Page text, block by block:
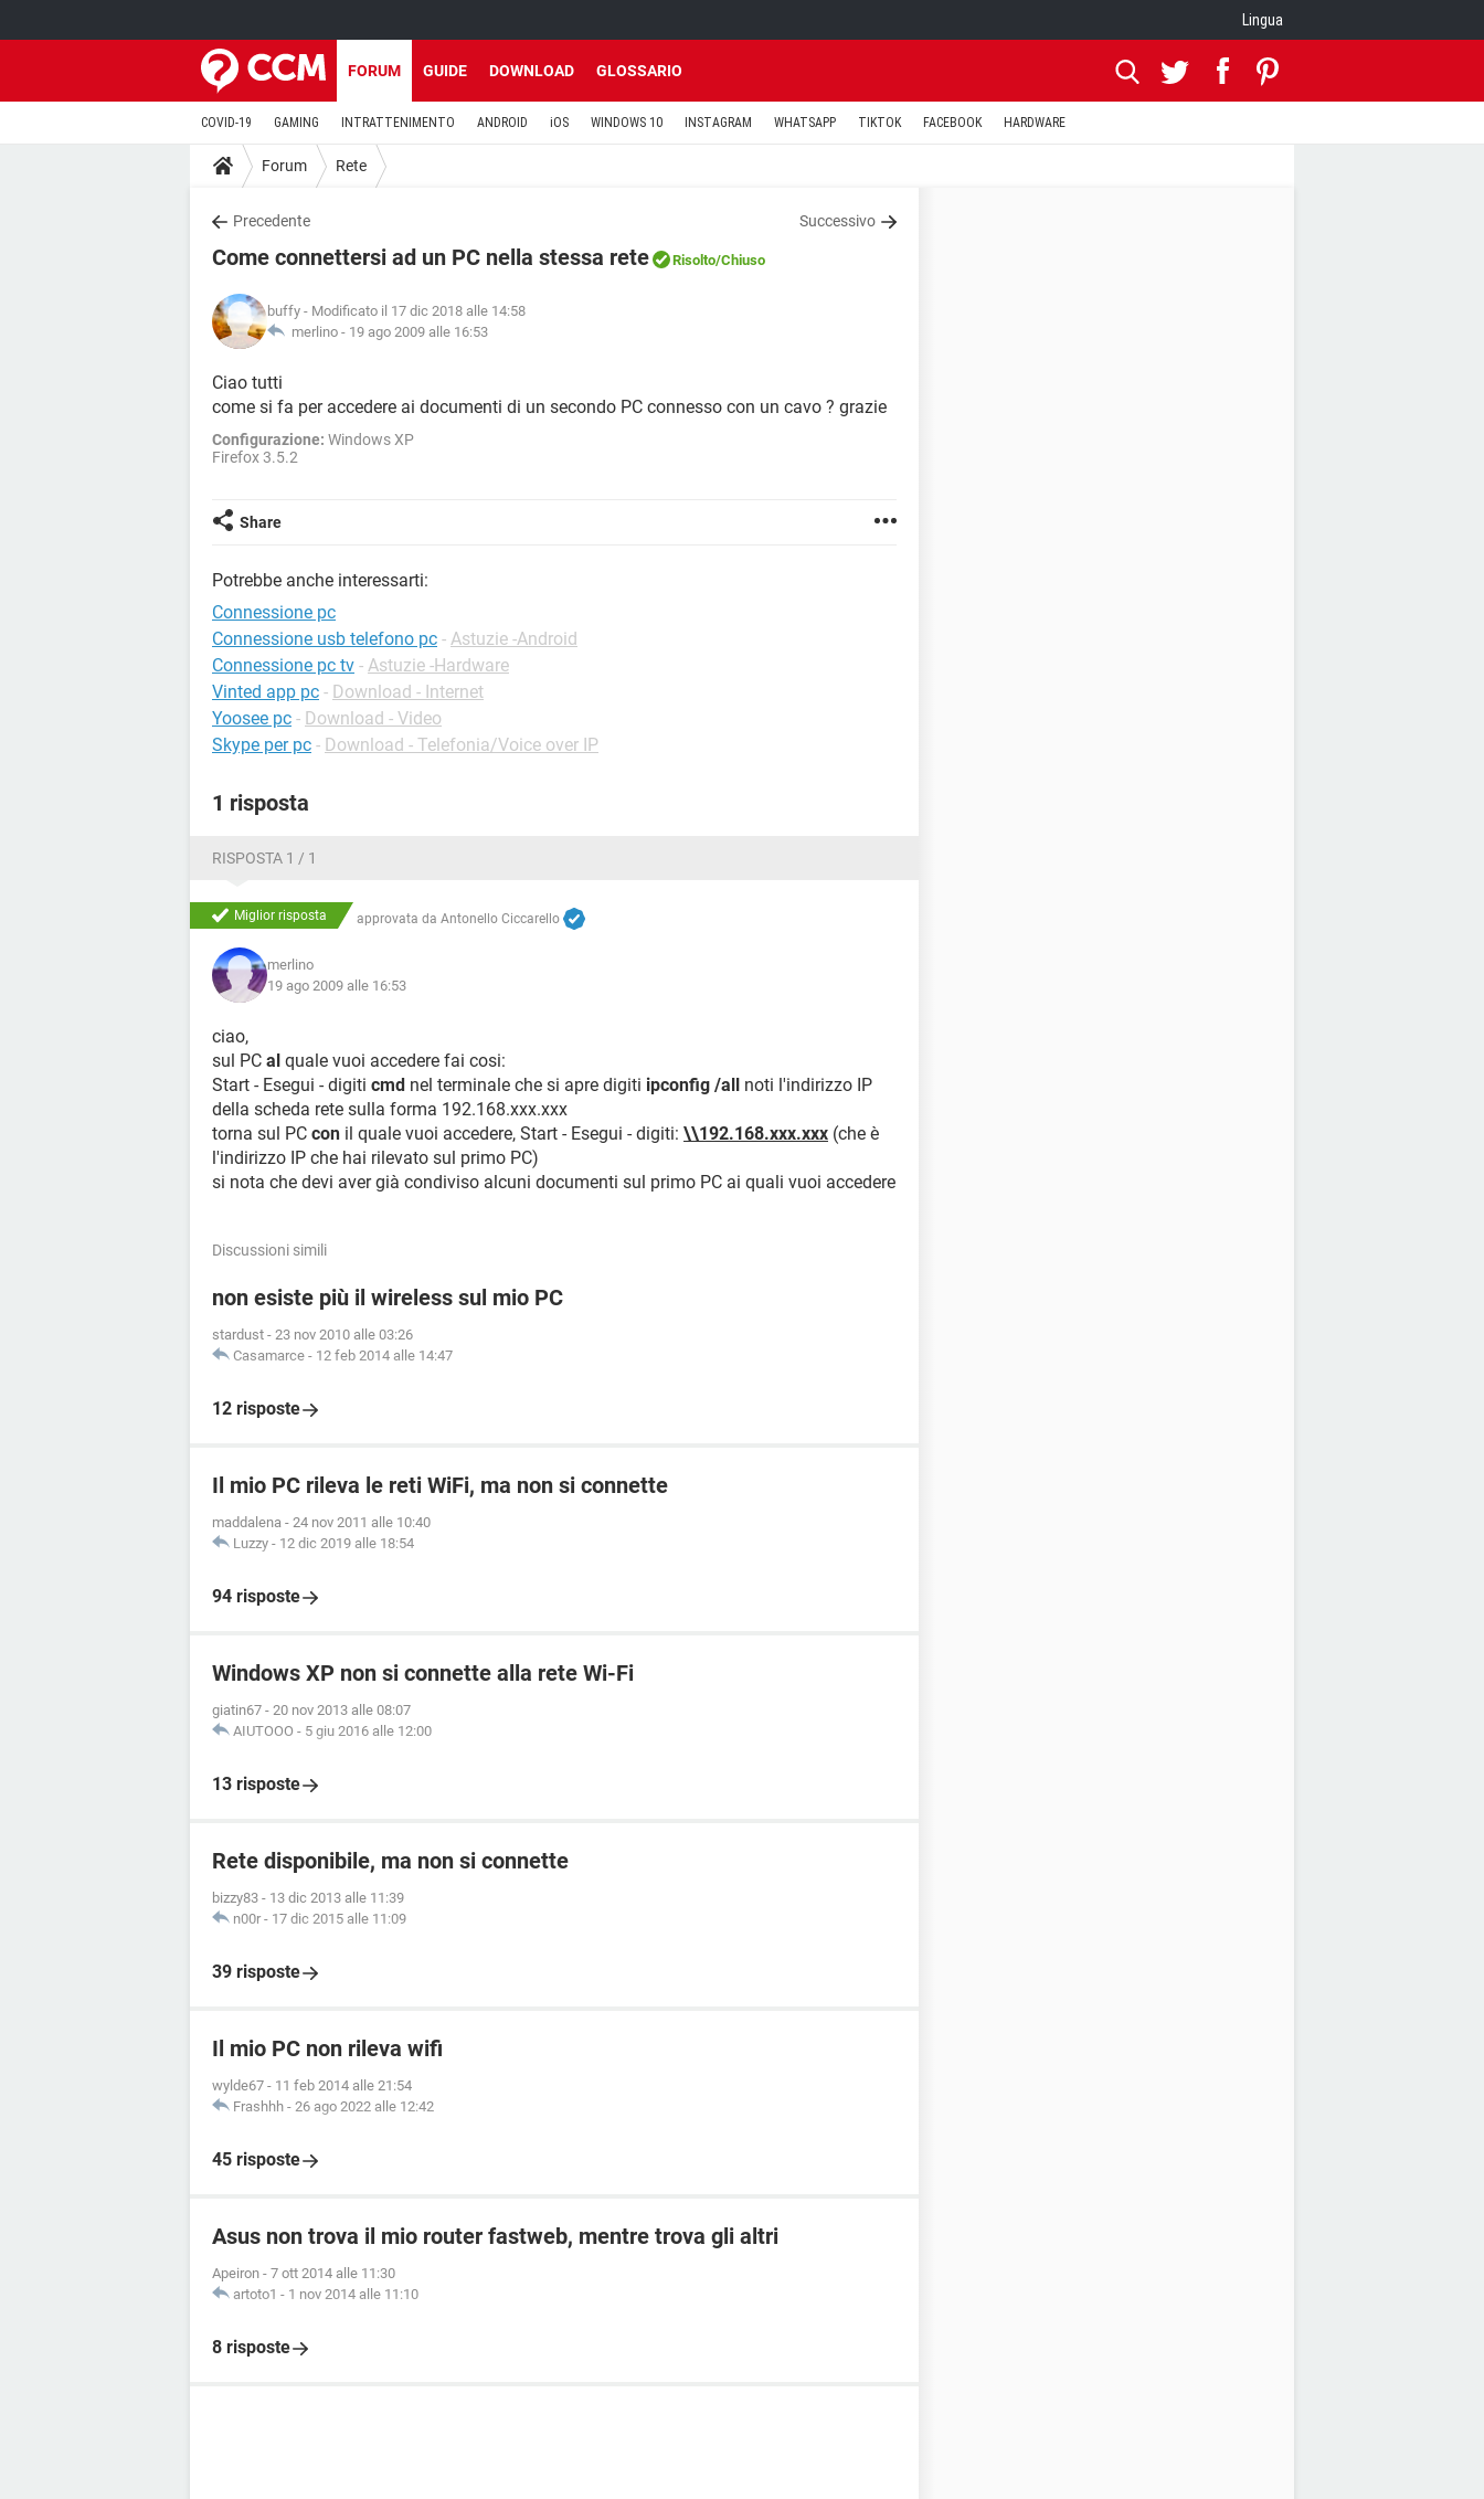
Lingua
FORUM GUIDE DOWNLOAD GLOSSARIO
COVID-19 GAMING INTRATTENIMENTO ANDROID iOS WINDOWS 10 INSTAGRAM WHATSAPP TIKTOK FACEBOOK HARDWARE
Forum Rete
Precedente Successivo
Come connettersi ad un PC nella stessa rete Risolto/Chiuso
buffy - Modificato il 17 dic 2018 alle 14:58
merlino - 19 ago 2009 alle 16:53
Ciao tutti
come si fa per accedere ai documenti di un secondo PC connesso con un cavo ? grazie
Configurazione: Windows XP
Firefox 3.5.2
Share
Potrebbe anche interessarti:
Connessione pc
Connessione usb telefono pc - Astuzie -Android
Connessione pc tv - Astuzie -Hardware
Vinted app pc - Download - Internet
Yoosee pc - Download - Video
Skype per pc - Download - Telefonia/Voice over IP
1 risposta
RISPOSTA 1 / 1
Miglior risposta approvata da Antonello Ciccarello
merlino
19 ago 2009 alle 16:53
ciao,
sul PC al quale vuoi accedere fai cosi:
Start - Esegui - digiti cmd nel terminale che si apre digiti ipconfig /all
noti l'indirizzo IP
della scheda rete sulla forma 192.168.xxx.xxx
torna sul PC con il quale vuoi accedere, Start - Esegui - digiti: \\192.168.xxx.xxx (che è
l'indirizzo IP che hai rilevato sul primo PC)
si nota che devi aver già condiviso alcuni documenti sul primo PC ai quali vuoi accedere
Discussioni simili
non esiste più il wireless sul mio PC
stardust - 23 nov 2010 alle 03:26
Casamarce - 12 feb 2014 alle 14:47
12 risposte
Il mio PC rileva le reti WiFi, ma non si connette
maddalena - 24 nov 2011 alle 10:40
Luzzy - 12 dic 2019 alle 18:54
94 risposte
Windows XP non si connette alla rete Wi-Fi
giatin67 - 20 nov 2013 alle 08:07
AIUTOOO - 5 giu 2016 alle 12:00
13 risposte
Rete disponibile, ma non si connette
bizzy83 - 13 dic 2013 alle 11:39
n00r - 17 dic 2015 alle 11:09
39 risposte
Il mio PC non rileva wifi
wylde67 - 11 feb 2014 alle 21:54
Frashhh - 26 ago 2022 alle 12:42
45 risposte
Asus non trova il mio router fastweb, mentre trova gli altri
Apeiron - 7 ott 2014 alle 11:30
artoto1 - 1 nov 2014 alle 11:10
8 risposte